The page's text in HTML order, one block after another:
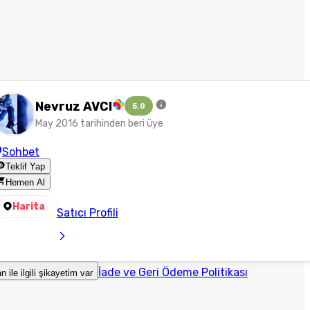
Nevruz AVCI 5.0
May 2016 tarihinden beri üye
Sohbet
Teklif Yap
Hemen Al
Harita Satıcı Profili
ile ilgili şikayetim var İade ve Geri Ödeme Politikası